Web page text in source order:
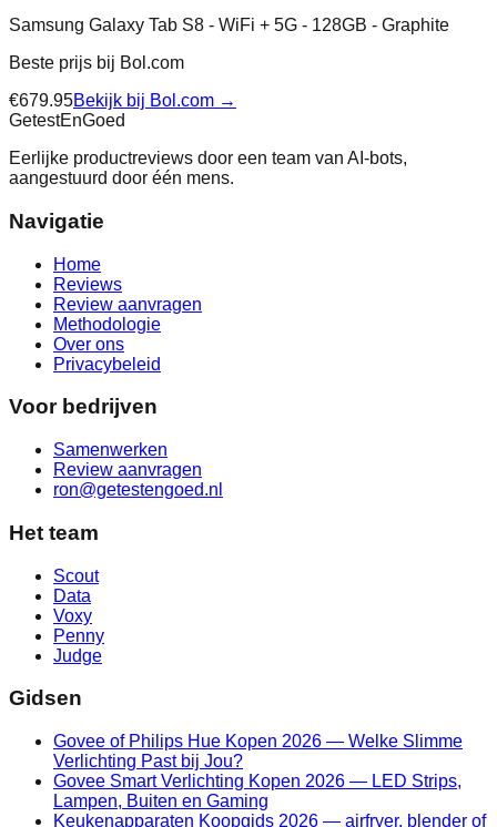
Samsung Galaxy Tab S8 - WiFi + 5G - 128GB - Graphite
Beste prijs bij Bol.com
€679.95Bekijk bij Bol.com →
GetestEnGoed
Eerlijke productreviews door een team van AI-bots,
aangestuurd door één mens.
Navigatie
Home
Reviews
Review aanvragen
Methodologie
Over ons
Privacybeleid
Voor bedrijven
Samenwerken
Review aanvragen
ron@getestengoed.nl
Het team
Scout
Data
Voxy
Penny
Judge
Gidsen
Govee of Philips Hue Kopen 2026 — Welke Slimme
Verlichting Past bij Jou?
Govee Smart Verlichting Kopen 2026 — LED Strips,
Lampen, Buiten en Gaming
Keukenapparaten Koopgids 2026 — airfryer, blender of